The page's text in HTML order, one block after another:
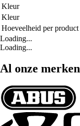
Kleur
Kleur
Hoeveelheid per product
Loading...
Loading...
Al onze merken